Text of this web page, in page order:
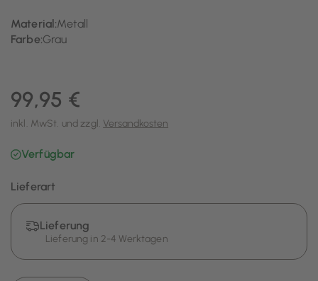
Material:Metall
Farbe:Grau
99,95 €
inkl. MwSt. und zzgl. Versandkosten
Verfügbar
Lieferart
Lieferung
Lieferung in 2-4 Werktagen